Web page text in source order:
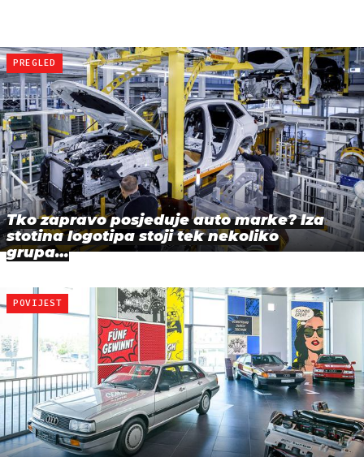
PREGLED
Tko zapravo posjeduje auto marke? Iza
stotina logotipa stoji tek nekoliko
grupa…
POVIJEST